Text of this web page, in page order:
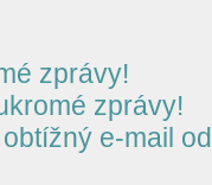
zprávy!
zprávy!
e-mail